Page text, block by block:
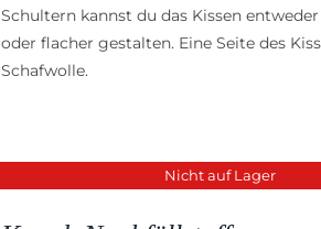
Schultern kannst du das Kissen
oder flacher gestalten. Eine Seite des
Schafwolle.
Nicht auf Lager